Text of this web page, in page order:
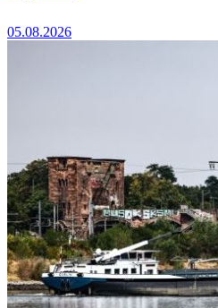
05.08.2026